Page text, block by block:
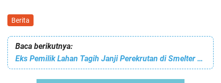
Berita
Baca berikutnya:
Eks Pemilik Lahan Tagih Janji Perekrutan di Smelter PT Amman, Tokoh Pemuda Rizal Asbari Tegaskan Jaga Kondusifitas